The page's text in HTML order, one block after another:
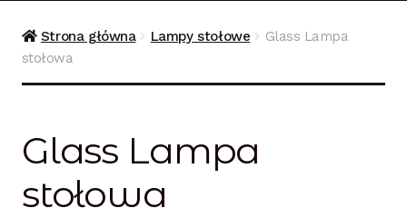
Bezpieczne zakupy
Strona główna Lampy stołowe
Glass Lampa
stołowa
Glass Lampa
stołowa